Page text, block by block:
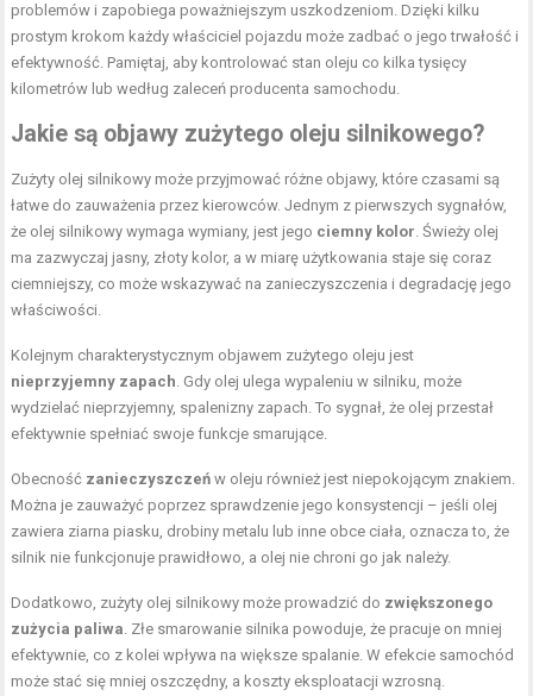
problemów i zapobiega poważniejszym uszkodzeniom. Dzięki kilku
prostym krokom każdy właściciel pojazdu może zadbać o jego trwałość i
efektywność. Pamiętaj, aby kontrolować stan oleju co kilka tysięcy
kilometrów lub według zaleceń producenta samochodu.
Jakie są objawy zużytego oleju silnikowego?
Zużyty olej silnikowy może przyjmować różne objawy, które czasami są
łatwe do zauważenia przez kierowców. Jednym z pierwszych sygnałów,
że olej silnikowy wymaga wymiany, jest jego ciemny kolor. Świeży olej
ma zazwyczaj jasny, złoty kolor, a w miarę użytkowania staje się coraz
ciemniejszy, co może wskazywać na zanieczyszczenia i degradację jego
właściwości.
Kolejnym charakterystycznym objawem zużytego oleju jest
nieprzyjemny zapach. Gdy olej ulega wypaleniu w silniku, może
wydzielać nieprzyjemny, spalenizny zapach. To sygnał, że olej przestał
efektywnie spełniać swoje funkcje smarujące.
Obecność zanieczyszczeń w oleju również jest niepokojącym znakiem.
Można je zauważyć poprzez sprawdzenie jego konsystencji – jeśli olej
zawiera ziarna piasku, drobiny metalu lub inne obce ciała, oznacza to, że
silnik nie funkcjonuje prawidłowo, a olej nie chroni go jak należy.
Dodatkowo, zużyty olej silnikowy może prowadzić do zwiększonego
zużycia paliwa. Złe smarowanie silnika powoduje, że pracuje on mniej
efektywnie, co z kolei wpływa na większe spalanie. W efekcie samochód
może stać się mniej oszczędny, a koszty eksploatacji wzrosną.